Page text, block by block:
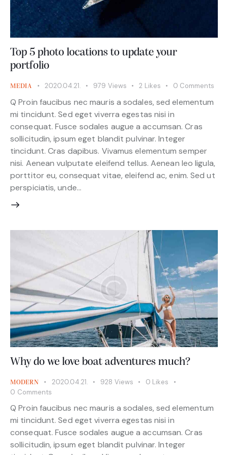
Top 5 photo locations to update your
portfolio
MEDIA 2020.04.21. 979 Views 2 Likes 0 Comments
Q Proin faucibus nec mauris a sodales, sed elementum
mi tincidunt. Sed eget viverra egestas nisi in
consequat. Fusce sodales augue a accumsan. Cras
sollicitudin, ipsum eget blandit pulvinar. Integer
tincidunt. Cras dapibus. Vivamus elementum semper
nisi. Aenean vulputate eleifend tellus. Aenean leo ligula,
porttitor eu, consequat vitae, eleifend ac, enim. Sed ut
perspiciatis, unde…
Why do we love boat adventures much?
MODERN 2020.04.21. 928 Views 0 Likes
0 Comments
Q Proin faucibus nec mauris a sodales, sed elementum
mi tincidunt. Sed eget viverra egestas nisi in
consequat. Fusce sodales augue a accumsan. Cras
sollicitudin, ipsum eget blandit pulvinar. Integer